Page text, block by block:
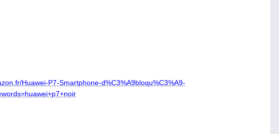
Huawei-P7-Smartphone-d%C3%A9bloqu%C3%A9-